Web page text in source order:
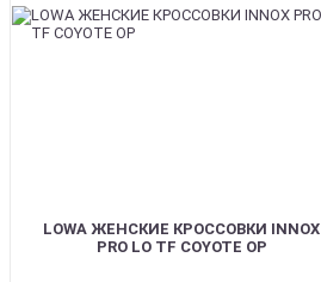
LOWA ЖЕНСКИЕ КРОССОВКИ INNOX
PRO LO TF COYOTE OP